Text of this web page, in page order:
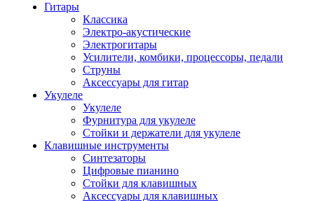
Гитары
Классика
Электро-акустические
Электрогитары
Усилители, комбики, процессоры, педали
Струны
Аксессуары для гитар
Укулеле
Укулеле
Фурнитура для укулеле
Стойки и держатели для укулеле
Клавишные инструменты
Синтезаторы
Цифровые пианино
Стойки для клавишных
Аксессуары для клавишных